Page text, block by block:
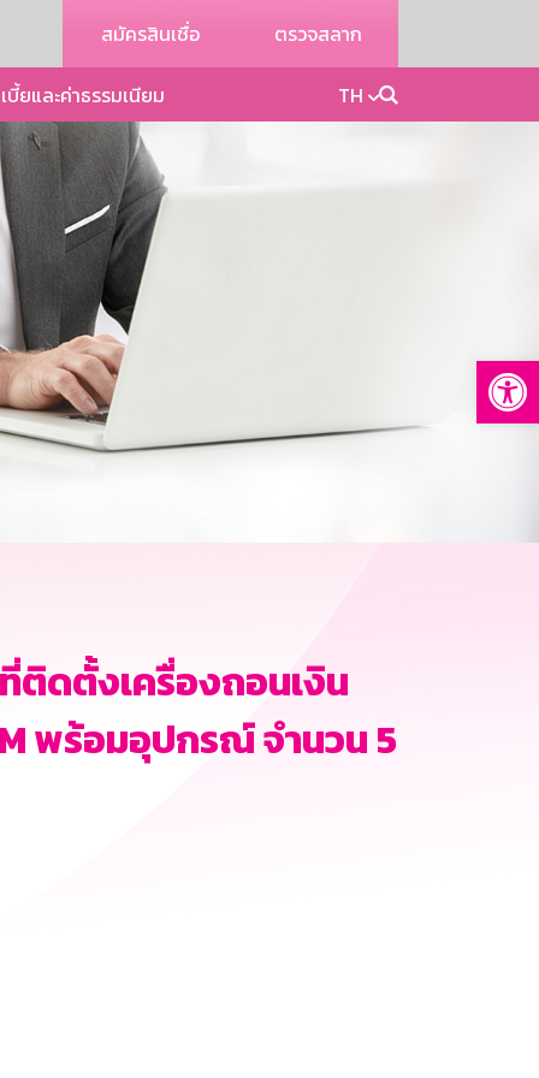
สมัครสินเชื่อ ตรวจสลาก
บี้ยและค่าธรรมเนียม TH
ติดตั้งเครื่องถอนเงิน
พร้อมอุปกรณ์ จำนวน 5